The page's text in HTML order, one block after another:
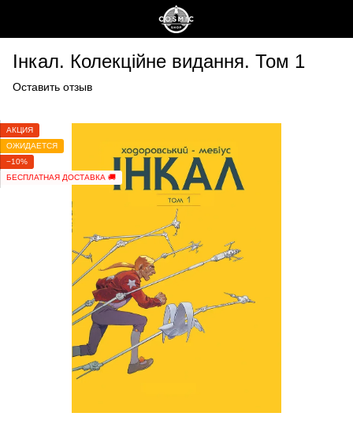
Інкал. Колекційне видання. Том 1
Оставить отзыв
АКЦИЯ
ОЖИДАЕТСЯ
−10%
БЕСПЛАТНАЯ ДОСТАВКА 🚚